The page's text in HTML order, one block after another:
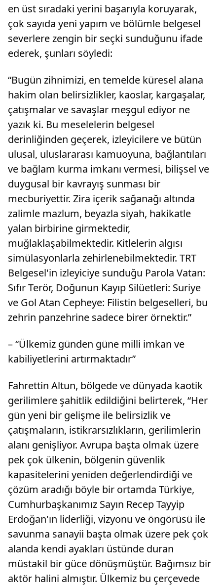
en üst sıradaki yerini başarıyla koruyarak,
çok sayıda yeni yapım ve bölümle belgesel
severlere zengin bir seçki sunduğunu ifade
ederek, şunları söyledi:
“Bugün zihnimizi, en temelde küresel alana
hakim olan belirsizlikler, kaoslar, kargaşalar,
çatışmalar ve savaşlar meşgul ediyor ne
yazık ki. Bu meselelerin belgesel
derinliğinden geçerek, izleyicilere ve bütün
ulusal, uluslararası kamuoyuna, bağlantıları
ve bağlam kurma imkanı vermesi, bilişsel ve
duygusal bir kavrayış sunması bir
mecburiyettir. Zira içerik sağanağı altında
zalimle mazlum, beyazla siyah, hakikatle
yalan birbirine girmektedir,
muğlaklaşabilmektedir. Kitlelerin algısı
simülasyonlarla zehirlenebilmektedir. TRT
Belgesel'in izleyiciye sunduğu Parola Vatan:
Sıfır Terör, Doğunun Kayıp Silüetleri: Suriye
ve Gol Atan Cepheye: Filistin belgeselleri, bu
zehrin panzehrine sadece birer örnektir.”
– “Ülkemiz günden güne milli imkan ve
kabiliyetlerini artırmaktadır”
Fahrettin Altun, bölgede ve dünyada kaotik
gerilimlere şahitlik edildiğini belirterek, “Her
gün yeni bir gelişme ile belirsizlik ve
çatışmaların, istikrarsızlıkların, gerilimlerin
alanı genişliyor. Avrupa başta olmak üzere
pek çok ülkenin, bölgenin güvenlik
kapasitelerini yeniden değerlendirdiği ve
çözüm aradığı böyle bir ortamda Türkiye,
Cumhurbaşkanımız Sayın Recep Tayyip
Erdoğan'ın liderliği, vizyonu ve öngörüsü ile
savunma sanayii başta olmak üzere pek çok
alanda kendi ayakları üstünde duran
müstakil bir güce dönüşmüştür. Bağımsız bir
aktör halini almıştır. Ülkemiz bu çerçevede